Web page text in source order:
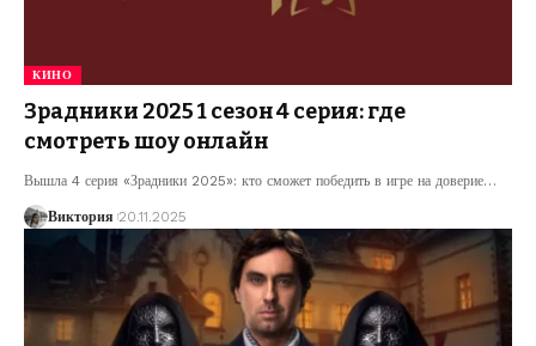
КИНО
Зрадники 2025 1 сезон 4 серия: где
смотреть шоу онлайн
Вышла 4 серия «Зрадники 2025»: кто сможет победить в игре на доверие…
Виктория 20.11.2025